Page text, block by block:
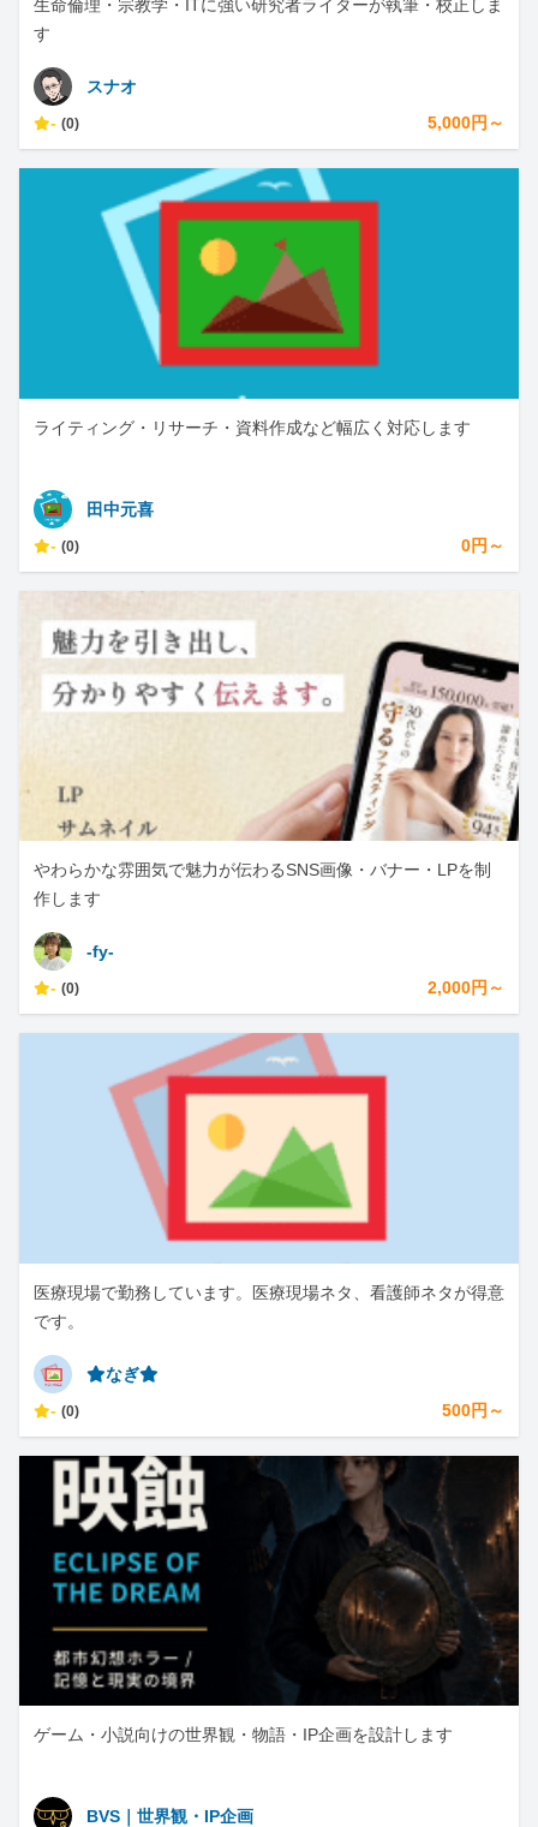
生命倫理・宗教学・ITに強い研究者ライターが執筆・校正しま
す
スナオ
- (0) 5,000円～
ライティング・リサーチ・資料作成など幅広く対応します
田中元喜
- (0) 0円～
やわらかな雰囲気で魅力が伝わるSNS画像・バナー・LPを制
作します
-fy-
- (0) 2,000円～
医療現場で勤務しています。医療現場ネタ、看護師ネタが得意
です。
⭐︎なぎ⭐︎
- (0) 500円～
ゲーム・小説向けの世界観・物語・IP企画を設計します
BVS｜世界観・IP企画